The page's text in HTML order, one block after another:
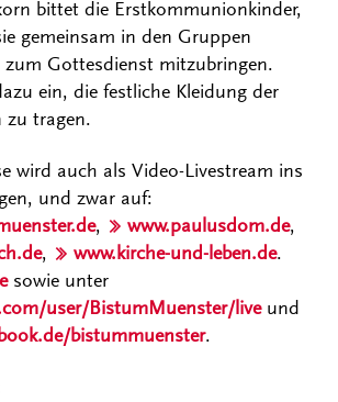
bittet die Erstkommunionkinder,
gemeinsam in den Gruppen
zum Gottesdienst mitzubringen.
ein, die festliche Kleidung der
zu tragen.
wird auch als Video-Livestream ins
und zwar auf:
, www.paulusdom.de,
, www.kirche-und-leben.de.
sowie unter
user/BistumMuenster/liveund
bistummuenster.